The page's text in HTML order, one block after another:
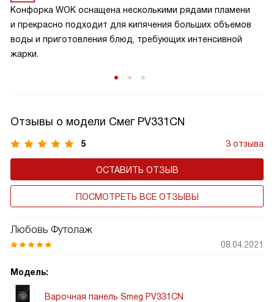
Конфорка WOK оснащена несколькими рядами пламени
и прекрасно подходит для кипячения больших объемов
воды и приготовления блюд, требующих интенсивной
жарки.
Отзывы о модели Смег PV331CN
5 3 отзыва
ОСТАВИТЬ ОТЗЫВ
ПОСМОТРЕТЬ ВСЕ ОТЗЫВЫ
Любовь Футолаж
08.04.2021
Модель:
Варочная панель Smeg PV331CN